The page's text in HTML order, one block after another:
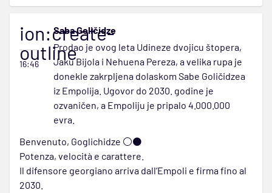
ion:create-
outline
16:46
Saba Goličidze
Prodao je ovog leta Udineze dvojicu štopera,
Jaku Bijola i Nehuena Pereza, a velika rupa je
donekle zakrpljena dolaskom Sabe Goličidzea
iz Empolija. Ugovor do 2030. godine je
ozvaničen, a Empoliju je pripalo 4.000.000
evra.
Benvenuto, Goglichidze ⚪⚫
Potenza, velocità e carattere.
Il difensore georgiano arriva dall’Empoli e firma fino al
2030.